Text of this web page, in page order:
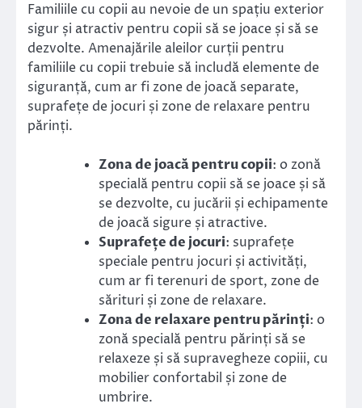
Familiile cu copii au nevoie de un spațiu exterior
sigur și atractiv pentru copii să se joace și să se
dezvolte. Amenajările aleilor curții pentru
familiile cu copii trebuie să includă elemente de
siguranță, cum ar fi zone de joacă separate,
suprafețe de jocuri și zone de relaxare pentru
părinți.
Zona de joacă pentru copii: o zonă
specială pentru copii să se joace și să
se dezvolte, cu jucării și echipamente
de joacă sigure și atractive.
Suprafețe de jocuri: suprafețe
speciale pentru jocuri și activități,
cum ar fi terenuri de sport, zone de
sărituri și zone de relaxare.
Zona de relaxare pentru părinți: o
zonă specială pentru părinți să se
relaxeze și să supravegheze copiii, cu
mobilier confortabil și zone de
umbrire.